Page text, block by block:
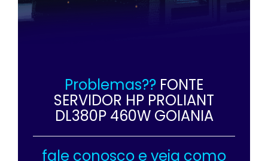
Problemas?? FONTE
SERVIDOR HP PROLIANT
DL380P 460W GOIANIA
fale conosco e veja como